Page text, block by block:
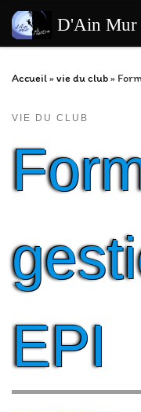
Passer au contenu
D'Ain Mur
Accueil»vie du club»
VIE DU CLUB
EPI